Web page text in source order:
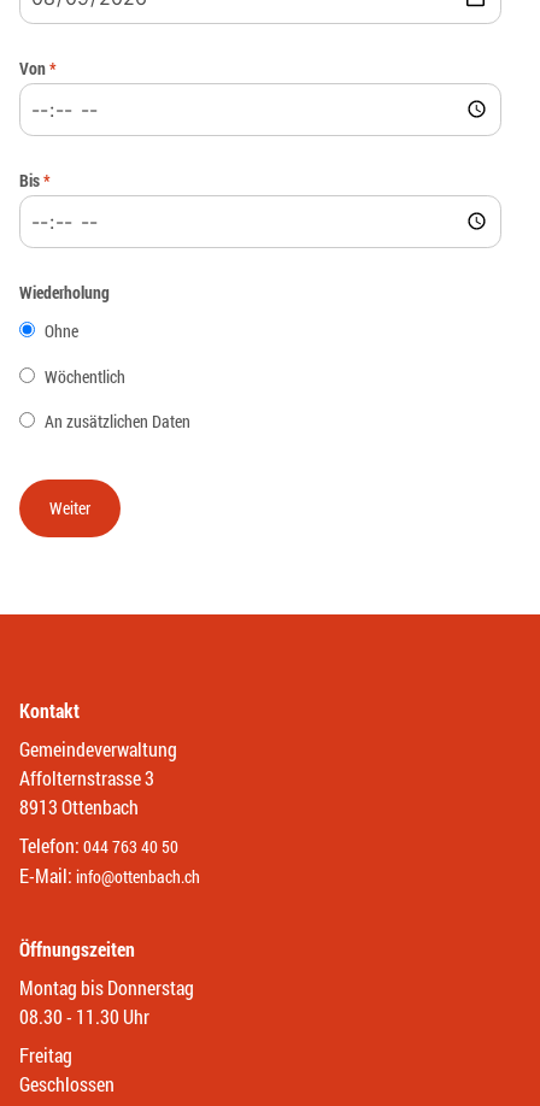
Von*
Bis*
Wiederholung
Ohne
Wöchentlich
An zusätzlichen Daten
Kontakt
Gemeindeverwaltung
Affolternstrasse 3
8913 Ottenbach
Telefon: 044 763 40 50
E-Mail: info@ottenbach.ch
Öffnungszeiten
Montag bis Donnerstag
08.30 - 11.30 Uhr
Freitag
Geschlossen